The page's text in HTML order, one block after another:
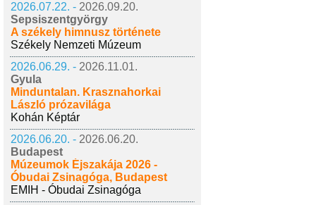
2026.07.22. - 2026.09.20.
Sepsiszentgyörgy
A székely himnusz története
Székely Nemzeti Múzeum
2026.06.29. - 2026.11.01.
Gyula
Minduntalan. Krasznahorkai
László prózavilága
Kohán Képtár
2026.06.20. - 2026.06.20.
Budapest
Múzeumok Éjszakája 2026 -
Óbudai Zsinagóga, Budapest
EMIH - Óbudai Zsinagóga